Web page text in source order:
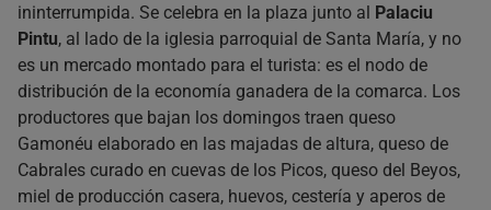
ininterrumpida. Se celebra en la plaza junto al Palaciu
Pintu, al lado de la iglesia parroquial de Santa María, y no
es un mercado montado para el turista: es el nodo de
distribución de la economía ganadera de la comarca. Los
productores que bajan los domingos traen queso
Gamonéu elaborado en las majadas de altura, queso de
Cabrales curado en cuevas de los Picos, queso del Beyos,
miel de producción casera, huevos, cestería y aperos de